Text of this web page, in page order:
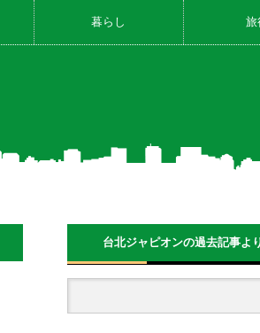
暮らし 旅
台北ジャピオンの過去記事よ